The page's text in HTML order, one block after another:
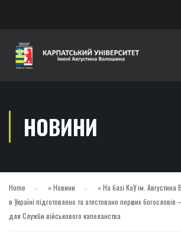
НОВИНИ
Home »Новини »На базі КаУ ім.
в Україні підготовлено та атестовано перших богословів
для Служби військового капеланства